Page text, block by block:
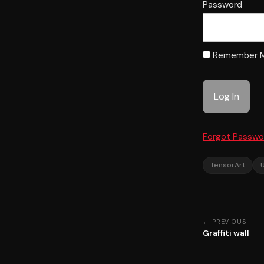
Password
Remember
Forgot
TensorArt
← PREVIOUS
Graffiti wall